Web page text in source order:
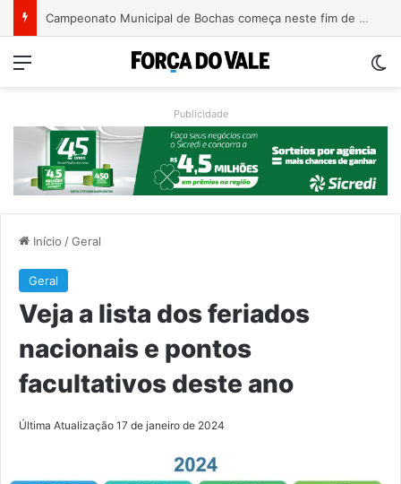
Turismo de Relvado ganha destaque na Turisvales 2026 com apresentação do Caminho da Fé e Devoção
Menu
Publicidade
Início /Geral
Geral
Veja a lista dos feriados
nacionais e pontos
facultativos deste ano
Última Atualização 17 de janeiro de 2024